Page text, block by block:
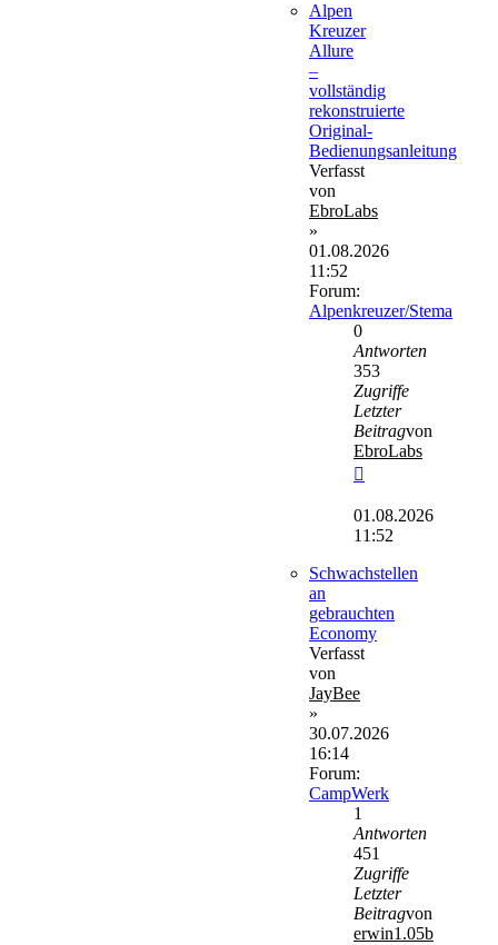
Alpen
Kreuzer
Allure
–
vollständig
rekonstruierte
Original-
Bedienungsanleitung
Verfasst
von
EbroLabs
»
01.08.2026
11:52
Forum:
Alpenkreuzer/Stema
0
Antworten
353
Zugriffe
Letzter
Beitragvon
EbroLabs
Beitrag
01.08.2026
11:52
Schwachstellen
an
gebrauchten
Economy
Verfasst
von
JayBee
»
30.07.2026
16:14
Forum:
CampWerk
1
Antworten
451
Zugriffe
Letzter
Beitragvon
erwin1.05b